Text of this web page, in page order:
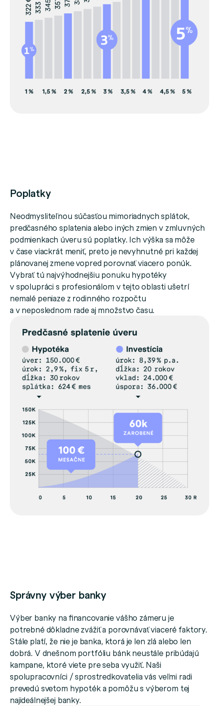
Poplatky
Neodmysliteľnou súčasťou mimoriadnych splátok,
predčasného splatenia alebo iných zmien v zmluvných
podmienkach úveru sú poplatky. Ich výška sa môže
v čase viackrát meniť, preto je nevyhnutné pri každej
plánovanej zmene vopred porovnať viacero ponúk.
Vybrať tú najvýhodnejšiu ponuku hypotéky
v spolupráci s profesionálom v tejto oblasti ušetrí
nemalé peniaze z rodinného rozpočtu
a v neposlednom rade aj množstvo času.
Správny výber banky
Výber banky na financovanie vášho zámeru je
potrebné dôkladne zvážiť a porovnávať viaceré faktory.
Stále platí, že nie je banka, ktorá je len zlá alebo len
dobrá. V dnešnom portfóliu bánk neustále pribúdajú
kampane, ktoré viete pre seba využiť. Naši
spolupracovníci / sprostredkovatelia vás veľmi radi
prevedú svetom hypoték a pomôžu s výberom tej
najideálnejšej banky.